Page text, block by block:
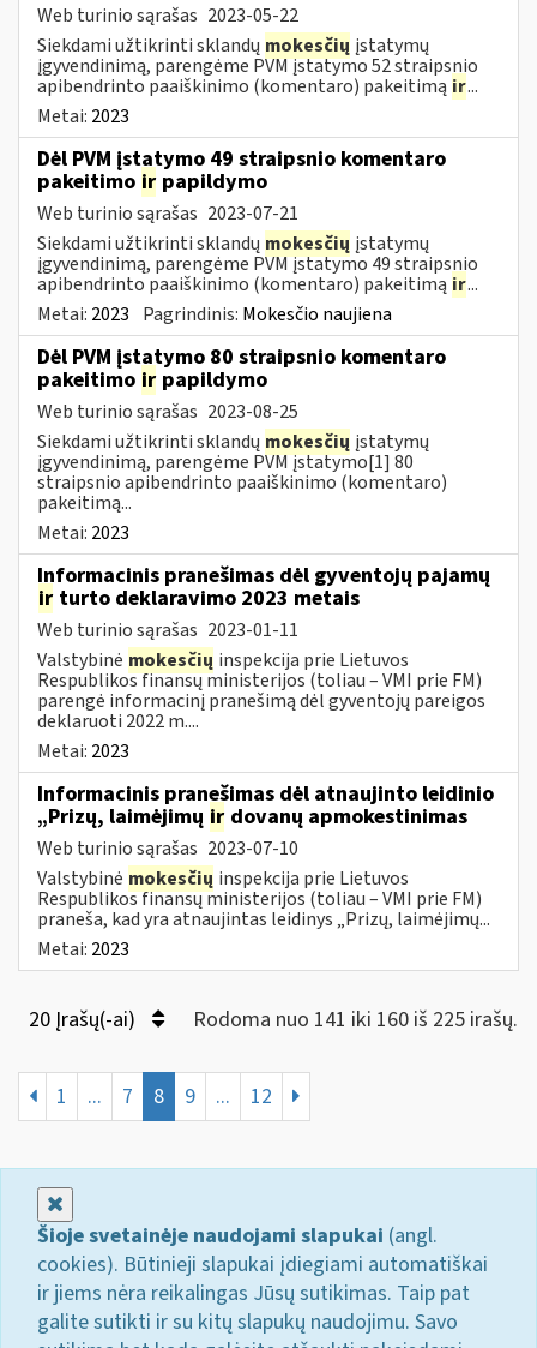
Web turinio sąrašas 2023-05-22
Siekdami užtikrinti sklandų mokesčių įstatymų
įgyvendinimą, parengėme PVM įstatymo 52 straipsnio
apibendrinto paaiškinimo (komentaro) pakeitimą ir...
Metai: 2023
Dėl PVM įstatymo 49 straipsnio komentaro
pakeitimo ir papildymo
Web turinio sąrašas 2023-07-21
Siekdami užtikrinti sklandų mokesčių įstatymų
įgyvendinimą, parengėme PVM įstatymo 49 straipsnio
apibendrinto paaiškinimo (komentaro) pakeitimą ir...
Metai: 2023 Pagrindinis: Mokesčio naujiena
Dėl PVM įstatymo 80 straipsnio komentaro
pakeitimo ir papildymo
Web turinio sąrašas 2023-08-25
Siekdami užtikrinti sklandų mokesčių įstatymų
įgyvendinimą, parengėme PVM įstatymo[1] 80
straipsnio apibendrinto paaiškinimo (komentaro)
pakeitimą...
Metai: 2023
Informacinis pranešimas dėl gyventojų pajamų
ir turto deklaravimo 2023 metais
Web turinio sąrašas 2023-01-11
Valstybinė mokesčių inspekcija prie Lietuvos
Respublikos finansų ministerijos (toliau – VMI prie FM)
parengė informacinį pranešimą dėl gyventojų pareigos
deklaruoti 2022 m....
Metai: 2023
Informacinis pranešimas dėl atnaujinto leidinio
„Prizų, laimėjimų ir dovanų apmokestinimas
Web turinio sąrašas 2023-07-10
Valstybinė mokesčių inspekcija prie Lietuvos
Respublikos finansų ministerijos (toliau – VMI prie FM)
praneša, kad yra atnaujintas leidinys „Prizų, laimėjimų...
Metai: 2023
20 Įrašų(-ai) Rodoma nuo 141 iki 160 iš 225 irašų.
1 ... 7 8 9 ... 12
Šioje svetainėje naudojami slapukai (angl.
cookies). Būtinieji slapukai įdiegiami automatiškai
ir jiems nėra reikalingas Jūsų sutikimas. Taip pat
galite sutikti ir su kitų slapukų naudojimu. Savo